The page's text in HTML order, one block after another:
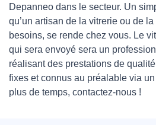
Depanneo dans le secteur. Un
qu’un artisan de la vitrerie ou de
besoins, se rende chez vous. Le
qui sera envoyé sera un
réalisant des prestations de
fixes et connus au préalable via
plus de temps, contactez-nous !